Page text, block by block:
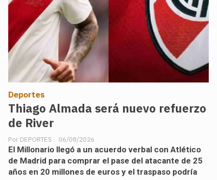
Thiago Almada será nuevo refuerzo
de River
DEPORTES
Deportes
06/08/2026
El Millonario llegó a un acuerdo verbal con Atlético
de Madrid para comprar el pase del atacante de 25
años en 20 millones de euros y el traspaso podría